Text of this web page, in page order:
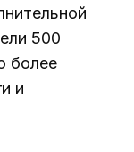
500
более
и